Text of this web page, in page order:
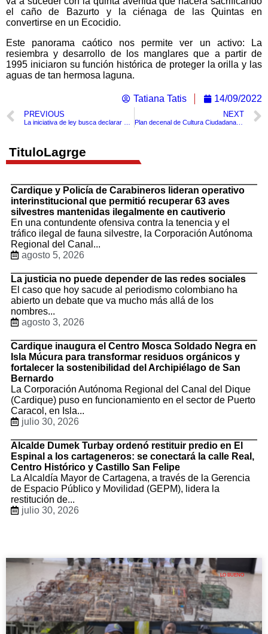
el caño de Bazurto y la ciénaga de las Quintas en
convertirse en un Ecocidio.
Este panorama caótico nos permite ver un activo: La
resiembra y desarrollo de los manglares que a partir de
1995 iniciaron su función histórica de proteger la orilla y las
aguas de tan hermosa laguna.
Tatiana Tatis 14/09/2022
PREVIOUS NEXT
Plan decenal de Cultura Ciudadana y Mi Orgullo es Cartagena, dos apuestas de transformación positiva
TituloLagrge
Cardique y Policía de Carabineros lideran operativo
interinstitucional que permitió recuperar 63 aves
silvestres mantenidas ilegalmente en cautiverio
En una contundente ofensiva contra la tenencia y el
tráfico ilegal de fauna silvestre, la Corporación Autónoma
Regional del Canal...
agosto 5, 2026
La justicia no puede depender de las redes sociales
El caso que hoy sacude al periodismo colombiano ha
abierto un debate que va mucho más allá de los
nombres...
agosto 3, 2026
Cardique inaugura el Centro Mosca Soldado Negra en
Isla Múcura para transformar residuos orgánicos y
fortalecer la sostenibilidad del Archipiélago de San
Bernardo
La Corporación Autónoma Regional del Canal del Dique
(Cardique) puso en funcionamiento en el sector de Puerto
Caracol, en Isla...
julio 30, 2026
Alcalde Dumek Turbay ordenó restituir predio en El
Espinal a los cartageneros: se conectará la calle Real,
Centro Histórico y Castillo San Felipe
La Alcaldía Mayor de Cartagena, a través de la Gerencia
de Espacio Público y Movilidad (GEPM), lidera la
restitución de...
julio 30, 2026
LO BUENO